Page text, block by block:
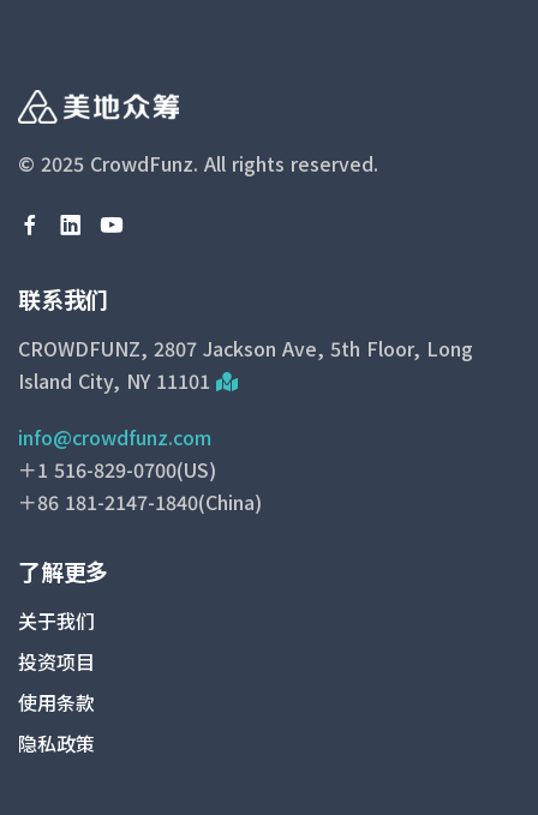
© 2025 CrowdFunz. All rights reserved.
联系我们
CROWDFUNZ, 2807 Jackson Ave, 5th Floor, Long
Island City, NY 11101
info@crowdfunz.com
＋1 516-829-0700(US)
＋86 181-2147-1840(China)
了解更多
关于我们
投资项目
使用条款
隐私政策